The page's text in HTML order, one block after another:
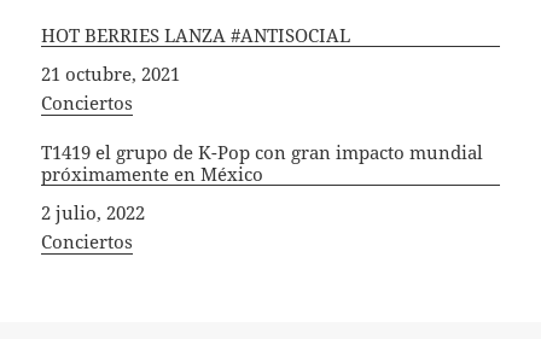
HOT BERRIES LANZA #ANTISOCIAL
Fecha
21 octubre, 2021
In relation to
Conciertos
T1419 el grupo de K-Pop con gran impacto mundial
próximamente en México
Fecha
2 julio, 2022
In relation to
Conciertos